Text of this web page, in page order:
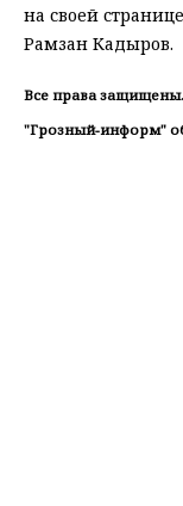
на своей
Рамзан Кадыров.
Все права
"Грозный-информ"